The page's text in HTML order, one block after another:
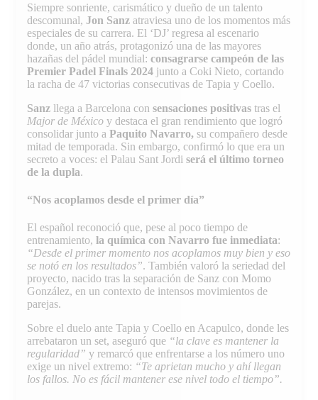
Siempre sonriente, carismático y dueño de un talento
descomunal, Jon Sanz atraviesa uno de los momentos más
especiales de su carrera. El ‘DJ’ regresa al escenario
donde, un año atrás, protagonizó una de las mayores
hazañas del pádel mundial: consagrarse campeón de las
Premier Padel Finals 2024 junto a Coki Nieto, cortando
la racha de 47 victorias consecutivas de Tapia y Coello.
Sanz llega a Barcelona con sensaciones positivas tras el
Major de México y destaca el gran rendimiento que logró
consolidar junto a Paquito Navarro, su compañero desde
mitad de temporada. Sin embargo, confirmó lo que era un
secreto a voces: el Palau Sant Jordi será el último torneo
de la dupla.
“Nos acoplamos desde el primer día”
El español reconoció que, pese al poco tiempo de
entrenamiento, la química con Navarro fue inmediata:
“Desde el primer momento nos acoplamos muy bien y eso
se notó en los resultados”. También valoró la seriedad del
proyecto, nacido tras la separación de Sanz con Momo
González, en un contexto de intensos movimientos de
parejas.
Sobre el duelo ante Tapia y Coello en Acapulco, donde les
arrebataron un set, aseguró que “la clave es mantener la
regularidad” y remarcó que enfrentarse a los número uno
exige un nivel extremo: “Te aprietan mucho y ahí llegan
los fallos. No es fácil mantener ese nivel todo el tiempo”.